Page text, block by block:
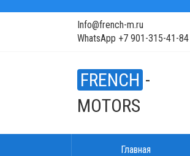
Info@french-m.ru
WhatsApp +7 901-315-41-84
FRENCH -
MOTORS
Главная